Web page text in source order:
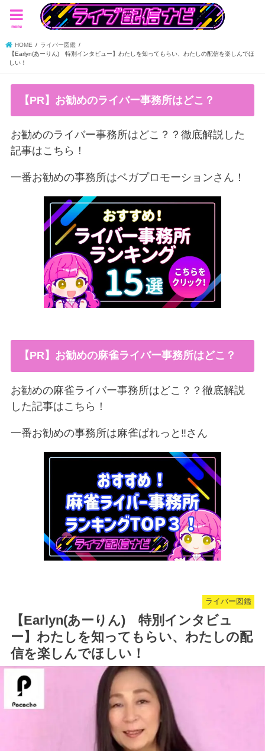
menu
HOME
ライバー図鑑
【Earlyn(あーりん) 特別インタビュー】わたしを知ってもらい、わたしの配信を楽しんでほ
しい！
【PR】お勧めのライバー事務所はどこ？
お勧めのライバー事務所はどこ？？徹底解説した
記事はこちら！
一番お勧めの事務所はベガプロモーションさん！
【PR】お勧めの麻雀ライバー事務所はどこ？
お勧めの麻雀ライバー事務所はどこ？？徹底解説
した記事はこちら！
一番お勧めの事務所は麻雀ぱれっと‼︎さん
ライバー図鑑
【Earlyn(あーりん) 特別インタビュ
ー】わたしを知ってもらい、わたしの配
信を楽しんでほしい！